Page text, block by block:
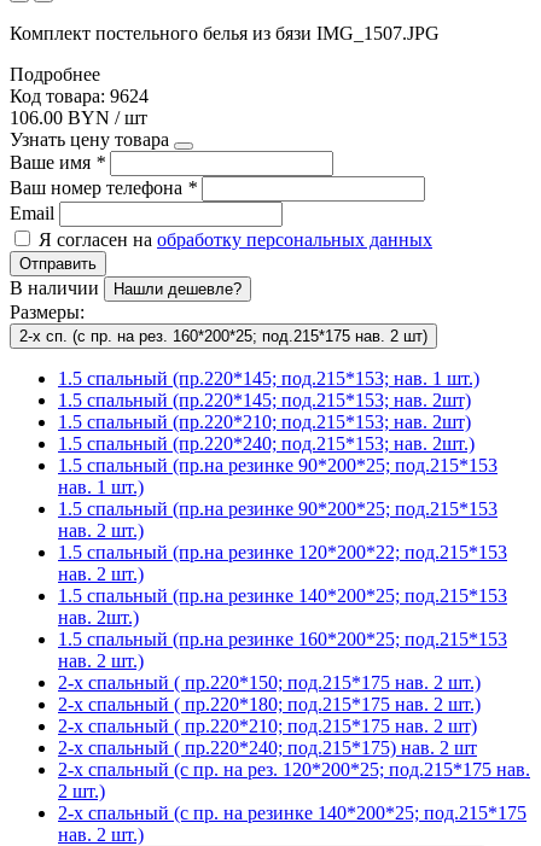
Комплект постельного белья из бязи IMG_1507.JPG
Подробнее
Код товара: 9624
106.00 BYN / шт
Узнать цену товара
Ваше имя *
Ваш номер телефона *
Email
Я согласен на обработку персональных данных
Отправить
В наличии Нашли дешевле?
Размеры:
2-х сп. (с пр. на рез. 160*200*25; под.215*175 нав. 2 шт)
1.5 спальный (пр.220*145; под.215*153; нав. 1 шт.)
1.5 спальный (пр.220*145; под.215*153; нав. 2шт)
1.5 спальный (пр.220*210; под.215*153; нав. 2шт)
1.5 спальный (пр.220*240; под.215*153; нав. 2шт.)
1.5 спальный (пр.на резинке 90*200*25; под.215*153
нав. 1 шт.)
1.5 спальный (пр.на резинке 90*200*25; под.215*153
нав. 2 шт.)
1.5 спальный (пр.на резинке 120*200*22; под.215*153
нав. 2 шт.)
1.5 спальный (пр.на резинке 140*200*25; под.215*153
нав. 2шт.)
1.5 спальный (пр.на резинке 160*200*25; под.215*153
нав. 2 шт.)
2-х спальный ( пр.220*150; под.215*175 нав. 2 шт.)
2-х спальный ( пр.220*180; под.215*175 нав. 2 шт.)
2-х спальный ( пр.220*210; под.215*175 нав. 2 шт)
2-х спальный ( пр.220*240; под.215*175) нав. 2 шт
2-х спальный (с пр. на рез. 120*200*25; под.215*175 нав.
2 шт.)
2-х спальный (с пр. на резинке 140*200*25; под.215*175
нав. 2 шт.)